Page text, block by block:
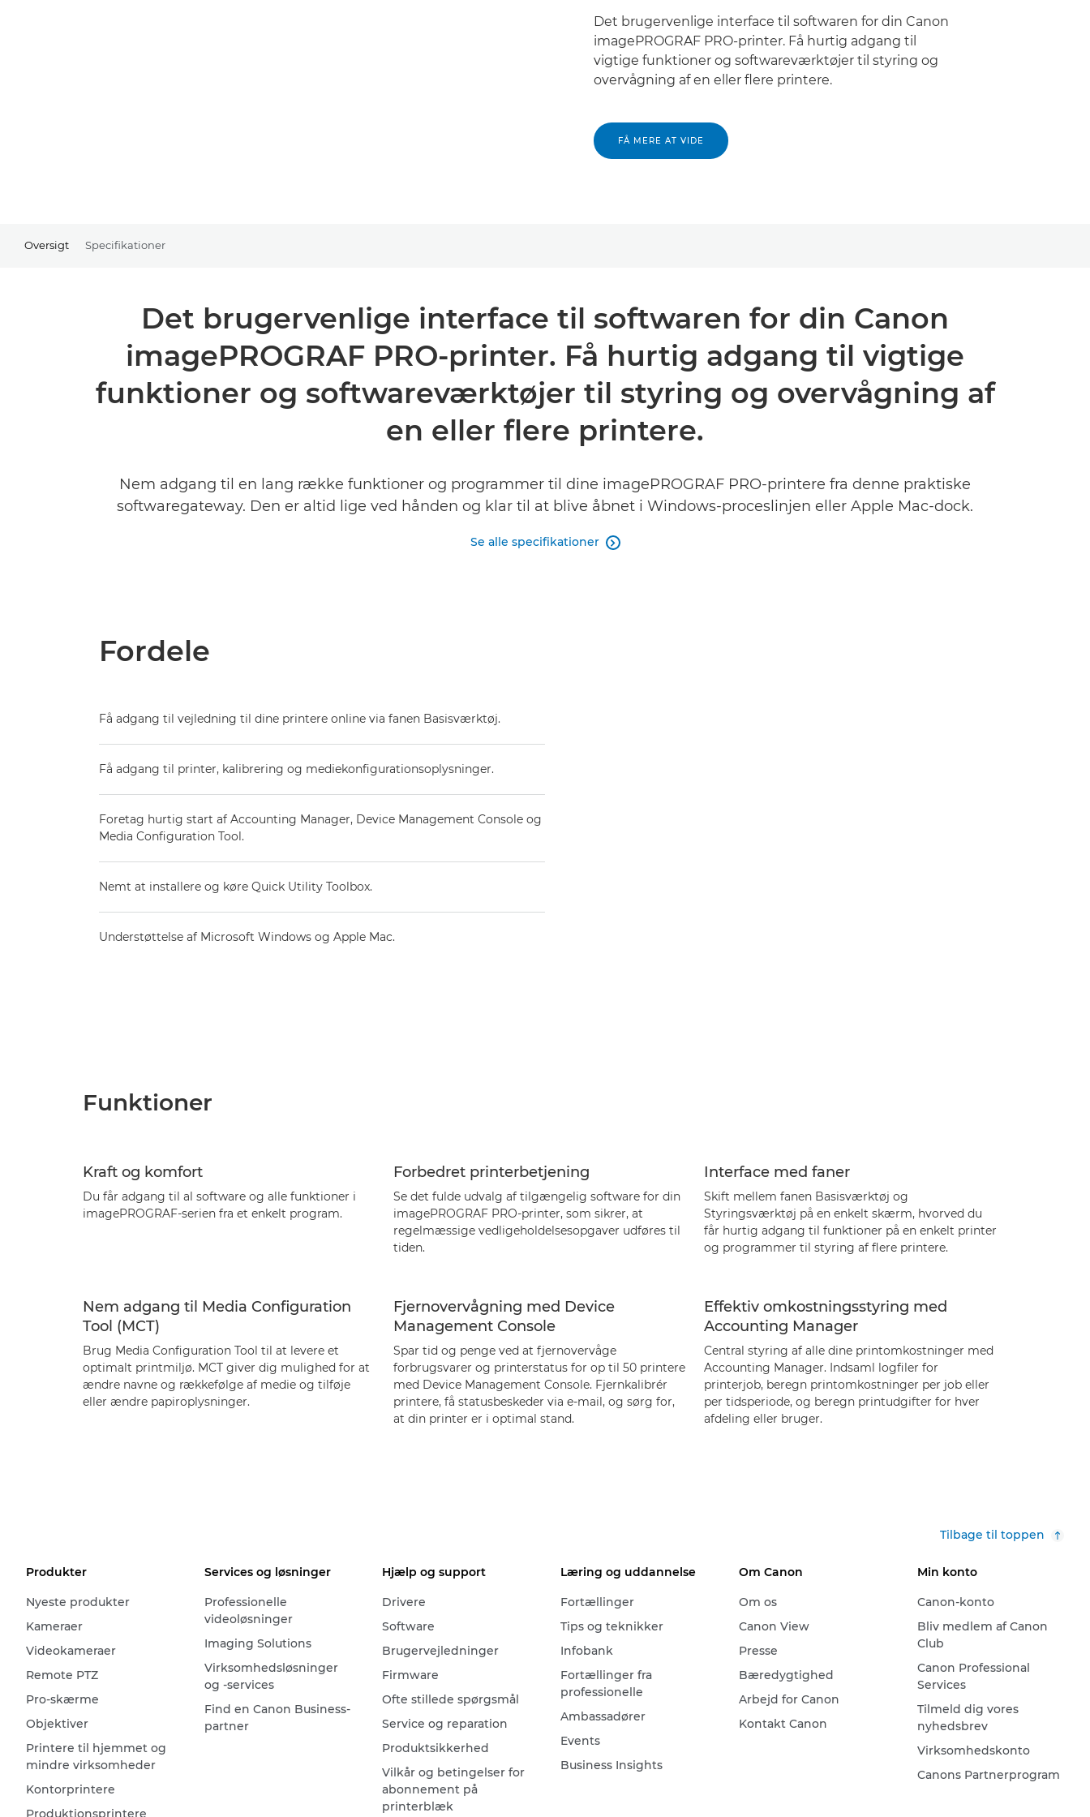
Det brugervenlige interface til softwaren for din Canon
imagePROGRAF PRO-printer. Få hurtig adgang til
vigtige funktioner og softwareværktøjer til styring og
overvågning af en eller flere printere.
FÅ MERE AT VIDE
Oversigt Specifikationer
Det brugervenlige interface til softwaren for din Canon
imagePROGRAF PRO-printer. Få hurtig adgang til vigtige
funktioner og softwareværktøjer til styring og overvågning af
en eller flere printere.
Nem adgang til en lang række funktioner og programmer til dine imagePROGRAF PRO-printere fra denne praktiske
softwaregateway. Den er altid lige ved hånden og klar til at blive åbnet i Windows-proceslinjen eller Apple Mac-dock.
Se alle specifikationer 
Fordele
Få adgang til vejledning til dine printere online via fanen Basisværktøj.
Få adgang til printer, kalibrering og mediekonfigurationsoplysninger.
Foretag hurtig start af Accounting Manager, Device Management Console og
Media Configuration Tool.
Nemt at installere og køre Quick Utility Toolbox.
Understøttelse af Microsoft Windows og Apple Mac.
Funktioner
Kraft og komfort
Du får adgang til al software og alle funktioner i
imagePROGRAF-serien fra et enkelt program.
Forbedret printerbetjening
Se det fulde udvalg af tilgængelig software for din
imagePROGRAF PRO-printer, som sikrer, at
regelmæssige vedligeholdelsesopgaver udføres til
tiden.
Interface med faner
Skift mellem fanen Basisværktøj og
Styringsværktøj på en enkelt skærm, hvorved du
får hurtig adgang til funktioner på en enkelt printer
og programmer til styring af flere printere.
Nem adgang til Media Configuration
Tool (MCT)
Brug Media Configuration Tool til at levere et
optimalt printmiljø. MCT giver dig mulighed for at
ændre navne og rækkefølge af medie og tilføje
eller ændre papiroplysninger.
Fjernovervågning med Device
Management Console
Spar tid og penge ved at fjernovervåge
forbrugsvarer og printerstatus for op til 50 printere
med Device Management Console. Fjernkalibrér
printere, få statusbeskeder via e-mail, og sørg for,
at din printer er i optimal stand.
Effektiv omkostningsstyring med
Accounting Manager
Central styring af alle dine printomkostninger med
Accounting Manager. Indsaml logfiler for
printerjob, beregn printomkostninger per job eller
per tidsperiode, og beregn printudgifter for hver
afdeling eller bruger.
Tilbage til toppen
Produkter
Nyeste produkter
Kameraer
Videokameraer
Remote PTZ
Pro-skærme
Objektiver
Printere til hjemmet og
mindre virksomheder
Kontorprintere
Produktionsprintere
Services og løsninger
Professionelle
videoløsninger
Imaging Solutions
Virksomhedsløsninger
og -services
Find en Canon Business-
partner
Hjælp og support
Drivere
Software
Brugervejledninger
Firmware
Ofte stillede spørgsmål
Service og reparation
Produktsikkerhed
Vilkår og betingelser for
abonnement på
printerblæk
Læring og uddannelse
Fortællinger
Tips og teknikker
Infobank
Fortællinger fra
professionelle
Ambassadører
Events
Business Insights
Om Canon
Om os
Canon View
Presse
Bæredygtighed
Arbejd for Canon
Kontakt Canon
Min konto
Canon-konto
Bliv medlem af Canon
Club
Canon Professional
Services
Tilmeld dig vores
nyhedsbrev
Virksomhedskonto
Canons Partnerprogram